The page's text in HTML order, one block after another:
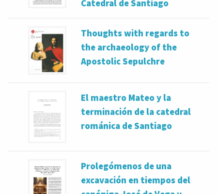
Catedral de Santiago
Thoughts with regards to
the archaeology of the
Apostolic Sepulchre
El maestro Mateo y la
terminación de la catedral
románica de Santiago
Prolegómenos de una
excavación en tiempos del